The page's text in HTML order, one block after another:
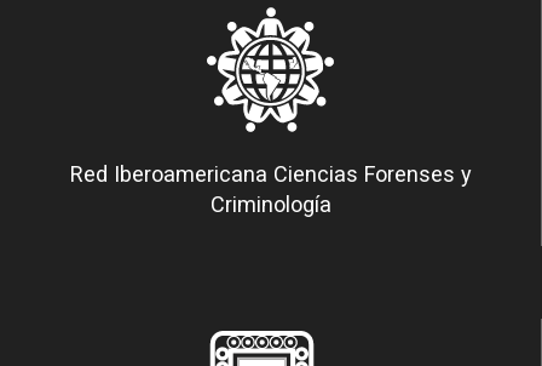
Red Iberoamericana Ciencias Forenses y
Criminología